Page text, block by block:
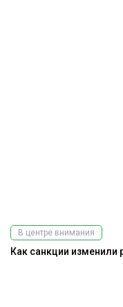
В центре внимания
Как санкции изменили